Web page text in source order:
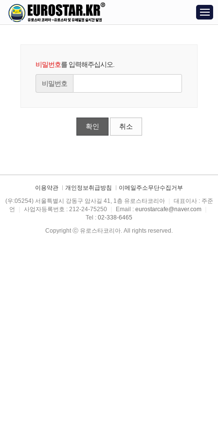
비밀번호를 입력해주십시오.
비밀번호
확인 취소
이용약관 개인정보취급방침
이메일주소무단수집거부
(우:05254) 서울특별시 강동구 암사길 41, 1층 유로스타코리아｜ 대표이사 : 주준
언
사업자등록번호 : 212-24-75250 Email : eurostarcafe@naver.com
Tel : 02-338-6465
Copyright ⓒ 유로스타코리아. All rights reserved.